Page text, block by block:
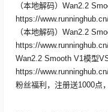
（本地解码）Wan2.2
https://
（本地解码）Wan2.2
https://
Wan2.2 Smooth V1模型
https://
粉丝福利，注册送1000点